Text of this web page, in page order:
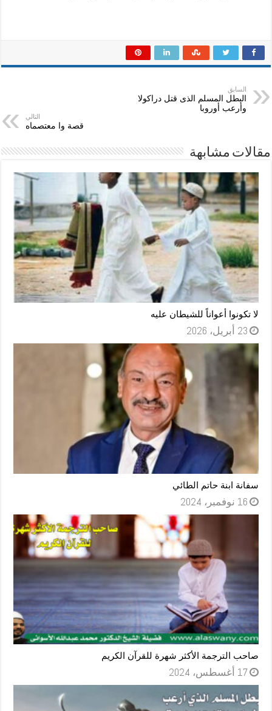
السابق
البطل المسلم الذى قتل دراكولا
وأرعب أوروبا
التالي
قصة وا معتصماه
مقالات مشابهة
لا تكونوا أعواناً للشيطان عليه
23 أبريل، 2026
سفانة ابنة حاتم الطائي
16 نوفمبر، 2024
صاحب الترجمة الأكثر شهرة للقرآن الكريم
17 أغسطس، 2024